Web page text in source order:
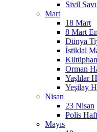
Sivil
Mart
18 Mart
8 Mart
Dünya
İstiklal
Orman
Yaşlılar
Yeşilay
Nisan
23 Nisan
Polis
Mayıs